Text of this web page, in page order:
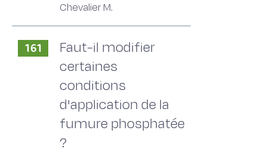
Chevalier M.
161
Faut-il modifier
certaines
conditions
d'application de la
fumure phosphatée
?